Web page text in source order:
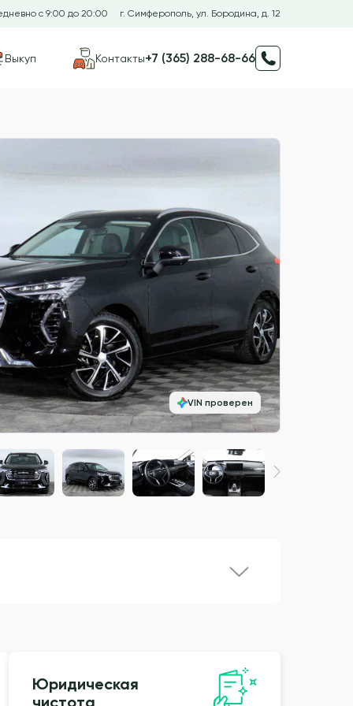
с 9:00 до 20:00 г. Симферополь, ул. Бородина, д. 12
Выкуп Контакты+7 (365) 288-68-66
VIN проверен
Юридическая
чистота